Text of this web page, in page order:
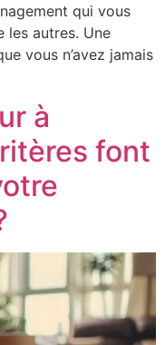
qui vous
les autres. Une
vous n’avez jamais
à
font